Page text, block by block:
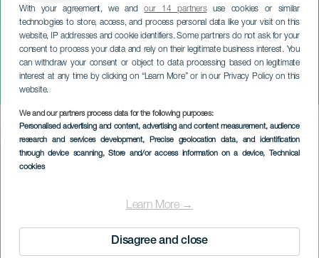
With your agreement, we andour 14 partnersuse cookies or similar
technologies to store, access, and process personal data like your visit on this
website, IP addresses and cookie identifiers. Some partners do not ask for your
consent to process your data and rely on their legitimate business interest. You
can withdraw your consent or object to data processing based on legitimate
interest at any time by clicking on “Learn More” or in our Privacy Policy on this
website.
We and our partners process data for the following purposes:
Personalised advertising and content, advertising and content measurement, audience
research and services development, Precise geolocation data, and identification
through device scanning, Store and/or access information on a device, Technical
cookies
Learn More →
Disagree and close
Dúo Roma:
Strygerensemble
GRAN CANARIA
Imagen
Listado